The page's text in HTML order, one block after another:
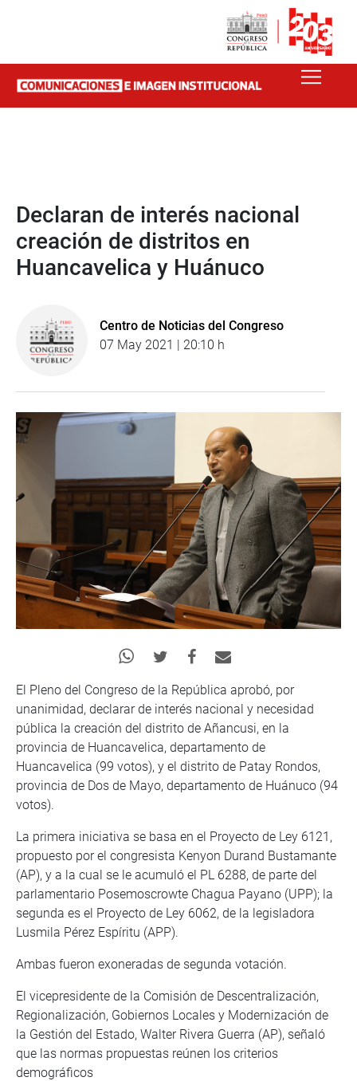
Declaran de interés nacional
creación de distritos en
Huancavelica y Huánuco
Centro de Noticias del Congreso
07 May 2021 | 20:10 h
El Pleno del Congreso de la República aprobó, por
unanimidad, declarar de interés nacional y necesidad
pública la creación del distrito de Añancusi, en la
provincia de Huancavelica, departamento de
Huancavelica (99 votos), y el distrito de Patay Rondos,
provincia de Dos de Mayo, departamento de Huánuco (94
votos).
La primera iniciativa se basa en el Proyecto de Ley 6121,
propuesto por el congresista Kenyon Durand Bustamante
(AP), y a la cual se le acumuló el PL 6288, de parte del
parlamentario Posemoscrowte Chagua Payano (UPP); la
segunda es el Proyecto de Ley 6062, de la legisladora
Lusmila Pérez Espíritu (APP).
Ambas fueron exoneradas de segunda votación.
El vicepresidente de la Comisión de Descentralización,
Regionalización, Gobiernos Locales y Modernización de
la Gestión del Estado, Walter Rivera Guerra (AP), señaló
que las normas propuestas reúnen los criterios
demográficos